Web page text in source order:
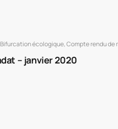
Bifurcation écologique,Compte rendu de
– janvier 2020